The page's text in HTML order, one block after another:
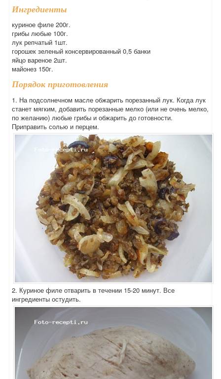
Ингредиенты
куриное филе 200г.
грибы любые 100г.
лук репчатый 1шт.
горошек зеленый консервированный 0,5 банки
яйцо вареное 2шт.
майонез 150г.
Порядок приготовления
1. На подсолнечном масле обжарить порезанный лук. Когда лук
станет мягким, добавить порезанные мелко (или не очень мелко,
по желанию) любые грибы и обжарить до готовности.
Приправить солью и перцем.
2. Куриное филе отварить в течении 15-20 минут. Все
ингредиенты остудить.